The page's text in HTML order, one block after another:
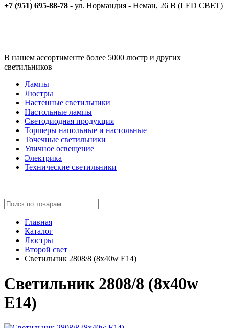
+7 (951) 695-88-78 - ул. Нормандия - Неман, 26 В (LED СВЕТ)
В нашем ассортименте более 5000 люстр и других
светильников
Лампы
Люстры
Настенные светильники
Настольные лампы
Светодиодная продукция
Торшеры напольные и настольные
Точечные светильники
Уличное освещение
Электрика
Технические светильники
Главная
Каталог
Люстры
Второй свет
Светильник 2808/8 (8x40w E14)
Светильник 2808/8 (8x40w
E14)